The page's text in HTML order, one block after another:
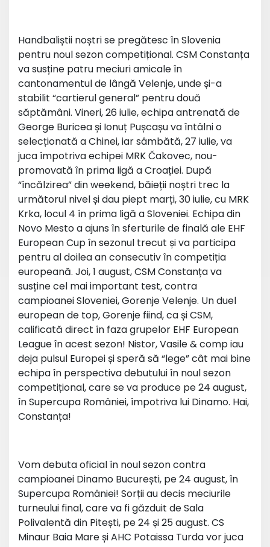
Handbaliștii noștri se pregătesc în Slovenia
pentru noul sezon competițional. CSM Constanța
va susține patru meciuri amicale în
cantonamentul de lângă Velenje, unde și-a
stabilit “cartierul general” pentru două
săptămâni. Vineri, 26 iulie, echipa antrenată de
George Buricea și Ionuț Pușcașu va întâlni o
selecționată a Chinei, iar sâmbătă, 27 iulie, va
juca împotriva echipei MRK Čakovec, nou-
promovată în prima ligă a Croației. După
“încălzirea” din weekend, băieții noștri trec la
următorul nivel și dau piept marți, 30 iulie, cu MRK
Krka, locul 4 în prima ligă a Sloveniei. Echipa din
Novo Mesto a ajuns în sferturile de finală ale EHF
European Cup în sezonul trecut și va participa
pentru al doilea an consecutiv în competiția
europeană. Joi, 1 august, CSM Constanța va
susține cel mai important test, contra
campioanei Sloveniei, Gorenje Velenje. Un duel
european de top, Gorenje fiind, ca și CSM,
calificată direct în faza grupelor EHF European
League în acest sezon! Nistor, Vasile & comp iau
deja pulsul Europei și speră să “lege” cât mai bine
echipa în perspectiva debutului în noul sezon
competițional, care se va produce pe 24 august,
în Supercupa României, împotriva lui Dinamo. Hai,
Constanța!
Vom debuta oficial în noul sezon contra
campioanei Dinamo București, pe 24 august, în
Supercupa României! Sorții au decis meciurile
turneului final, care va fi găzduit de Sala
Polivalentă din Pitești, pe 24 și 25 august. CS
Minaur Baia Mare și AHC Potaissa Turda vor juca